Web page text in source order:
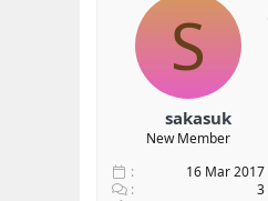
S
sakasuk
New Member
16 Mar 2017
3